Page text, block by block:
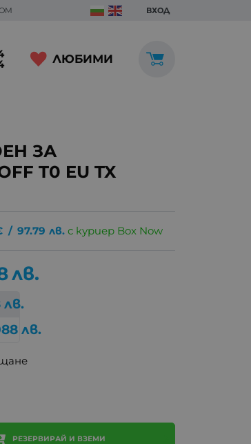
ВХОД
ЛЮБИМИ
ЗА
T0 EU TX
/ 97.79 лв. с куриер Box Now
лв.
лв.
лв.
РЕЗЕРВИРАЙ И ВЗЕМИ